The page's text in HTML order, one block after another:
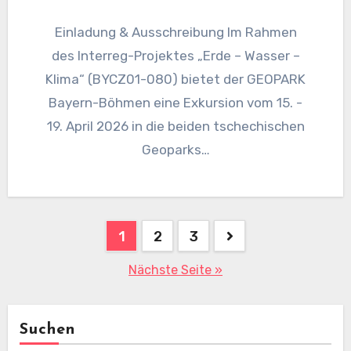
Einladung & Ausschreibung Im Rahmen
des Interreg-Projektes „Erde – Wasser –
Klima“ (BYCZ01-080) bietet der GEOPARK
Bayern-Böhmen eine Exkursion vom 15. -
19. April 2026 in die beiden tschechischen
Geoparks…
Seitennummerierung
1 2 3
Nächste Seite »
Suchen